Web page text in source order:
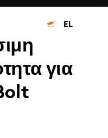
EL
για